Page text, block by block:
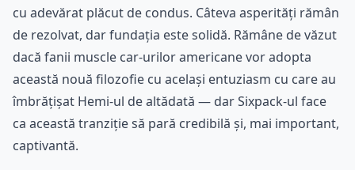
cu adevărat plăcut de condus. Câteva asperități rămân
de rezolvat, dar fundația este solidă. Rămâne de văzut
dacă fanii muscle car-urilor americane vor adopta
această nouă filozofie cu același entuziasm cu care au
îmbrățișat Hemi-ul de altădată — dar Sixpack-ul face
ca această tranziție să pară credibilă și, mai important,
captivantă.